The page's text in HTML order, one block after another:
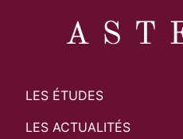
LES ÉTUDES
LES ACTUALITÉS